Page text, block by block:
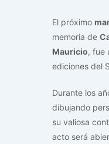
El próximo
memoria de
Mauricio, fue
ediciones del
Durante los
dibujando
su valiosa
acto será